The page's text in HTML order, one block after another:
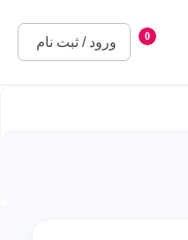
0
ورود / ثبت نام